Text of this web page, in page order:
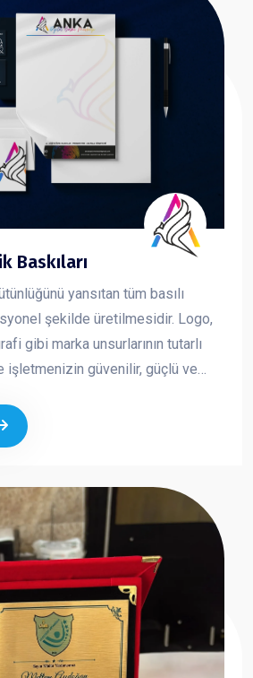
Baskıları
yansıtan tüm basılı
şekilde üretilmesidir. Logo,
gibi marka unsurlarının tutarlı
işletmenizin güvenilir, güçlü ve
her temas noktasında
göstermesine yardımcı olur.